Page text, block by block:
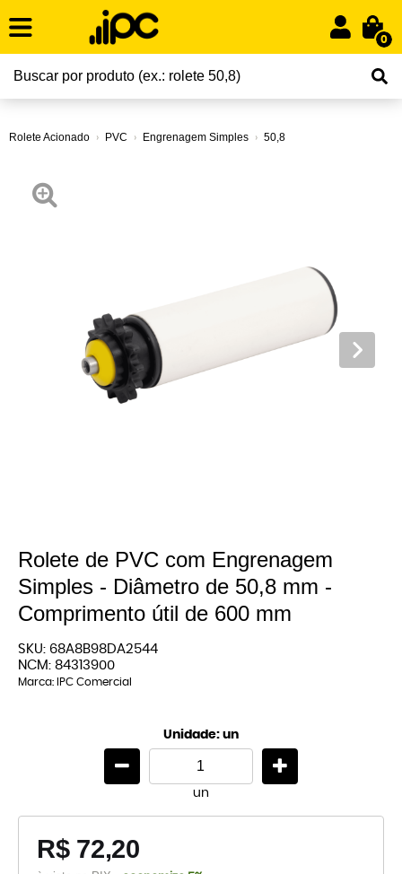
0
Rolete Acionado PVC Engrenagem Simples 50,8
Rolete de PVC com Engrenagem
Simples - Diâmetro de 50,8 mm -
Comprimento útil de 600 mm
SKU: 68A8B98DA2544
NCM: 84313900
Marca: IPC Comercial
Unidade: un
un
R$ 72,20